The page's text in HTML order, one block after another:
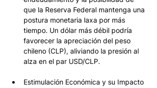
que la Reserva Federal mantenga una
postura monetaria laxa por más
tiempo. Un dólar más débil podría
favorecer la apreciación del peso
chileno (CLP), aliviando la presión al
alza en el par USD/CLP.
Estimulación Económica y su Impacto